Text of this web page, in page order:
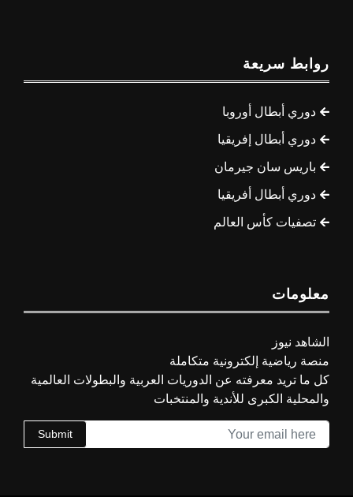
روابط سريعة
دوري أبطال أوروبا
دوري أبطال إفريقيا
باريس سان جيرمان
دوري أبطال أفريقيا
تصفيات كأس العالم
معلومات
الشاهد نيوز
منصة رياضية إلكترونية متكاملة
كل ما تريد معرفته عن الدوريات العربية والبطولات العالمية
والمحلية الكبرى للأندية والمنتخبات
Submit